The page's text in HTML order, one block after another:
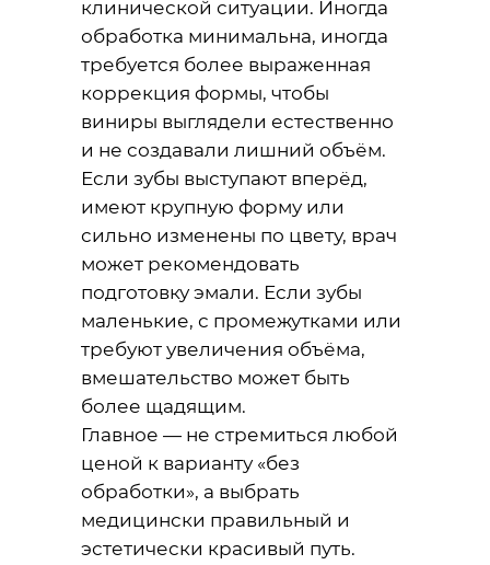
клинической ситуации. Иногда
обработка минимальна, иногда
требуется более выраженная
коррекция формы, чтобы
виниры выглядели естественно
и не создавали лишний объём.
Если зубы выступают вперёд,
имеют крупную форму или
сильно изменены по цвету, врач
может рекомендовать
подготовку эмали. Если зубы
маленькие, с промежутками или
требуют увеличения объёма,
вмешательство может быть
более щадящим.
Главное — не стремиться любой
ценой к варианту «без
обработки», а выбрать
медицински правильный и
эстетически красивый путь.